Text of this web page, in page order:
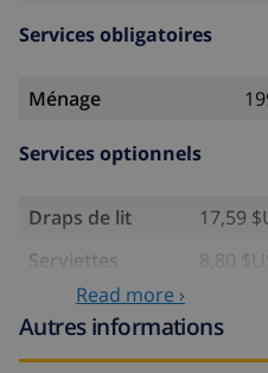
Services obligatoires
Ménage
Services optionnels
Draps de lit
17,59
Serviettes
8,80
Lit bébéRead more ›
Autres informations